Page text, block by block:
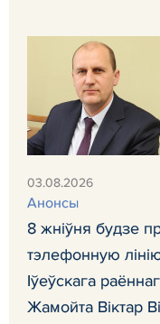
03.08.2026
Анонсы
8 жніўня будзе
тэлефонную
Іўеўскага
Жамойта Віктар